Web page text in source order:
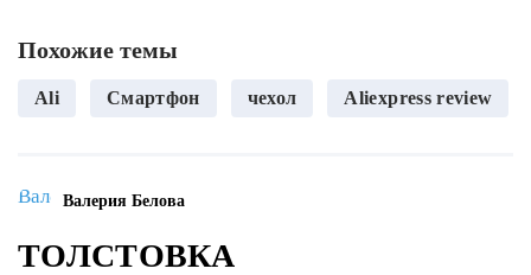
Похожие темы
Ali Смартфон чехол Aliexpress review
Валерия Белова
ТОЛСТОВКА